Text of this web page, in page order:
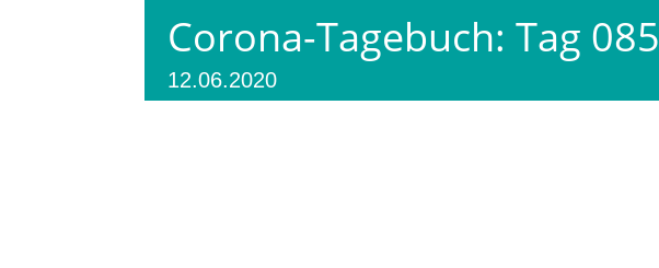
Corona-Tagebuch: Tag 085
12.06.2020